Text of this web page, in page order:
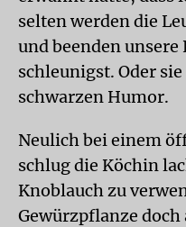
selten werden die
und beenden
schleunigst. Oder
schwarzen Humor.
Neulich bei einem
schlug die Köchin
Knoblauch zu
Gewürzpflanze